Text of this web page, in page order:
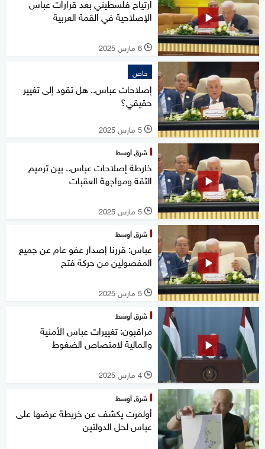
الإصلاحية في القمة العربية
l 6 مارس 2025
خاص
إصلاحات عباس.. هل تقود إلى تغيير
حقيقي؟
l 5 مارس 2025
شرق أوسط
خارطة إصلاحات عباس.. بين ترميم
الثقة ومواجهة العقبات
l 5 مارس 2025
شرق أوسط
عباس: قررنا إصدار عفو عام عن جميع
المفصولين من حركة فتح
l 5 مارس 2025
شرق أوسط
مراقبون: تغييرات عباس الأمنية
والمالية لامتصاص الضغوط
l 4 مارس 2025
شرق أوسط
أولمرت يكشف عن خريطة عرضها على
عباس لحل الدولتين